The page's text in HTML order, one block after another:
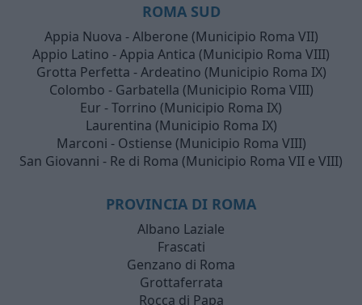
ROMA SUD
Appia Nuova - Alberone (Municipio Roma VII)
Appio Latino - Appia Antica (Municipio Roma VIII)
Grotta Perfetta - Ardeatino (Municipio Roma IX)
Colombo - Garbatella (Municipio Roma VIII)
Eur - Torrino (Municipio Roma IX)
Laurentina (Municipio Roma IX)
Marconi - Ostiense (Municipio Roma VIII)
San Giovanni - Re di Roma (Municipio Roma VII e VIII)
PROVINCIA DI ROMA
Albano Laziale
Frascati
Genzano di Roma
Grottaferrata
Rocca di Papa